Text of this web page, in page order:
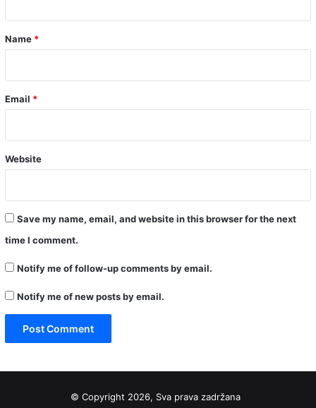
*
Name *
Email *
Website
Save my name, email, and website in this browser for the next
time I comment.
Notify me of follow-up comments by email.
Notify me of new posts by email.
© Copyright 2026, Sva prava zadržana